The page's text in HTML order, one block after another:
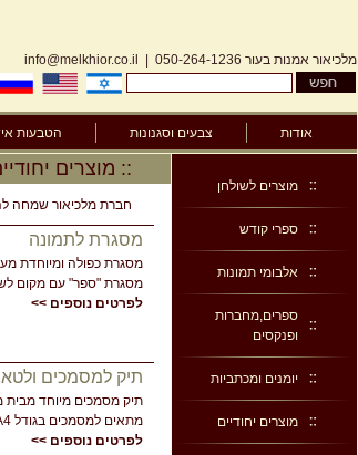
מלכיאור אמנות בעור 050-264-1236
info@melkhior.co.il
אודות צבעים וסגנונות הטבעות
מוצרים לשולחן
ספרי קודש
אלבומי תמונות
ספרים,מחברות
ופנקסים
יומנים ומכתביות
מוצרים יחודיים
:: מוצרים
חברת מלכיאור שמחה
מסגרת לתמונה
מסגרת כפולה ומיוחדת
מסגרת "ספר" עם מקום
לפרטים נוספים >>
תיק למסמכים
תיק מסמכים מיוחד מבית
מתאים למסמכים בגודל A4 ולרוב ...
לפרטים נוספים >>